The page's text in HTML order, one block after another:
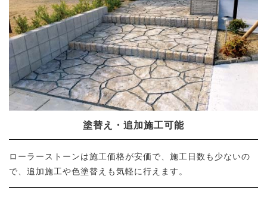
塗替え・追加施工可能
ローラーストーンは施工価格が安価で、施工日数も少ないの
で、追加施工や色塗替えも気軽に行えます。